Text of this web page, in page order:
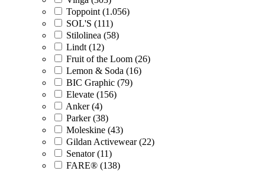
Toppoint (1.056)
SOL'S (111)
Stilolinea (58)
Lindt (12)
Fruit of the Loom (26)
Lemon & Soda (16)
BIC Graphic (79)
Elevate (156)
Anker (4)
Parker (38)
Moleskine (43)
Gildan Activewear (22)
Senator (11)
FARE® (138)